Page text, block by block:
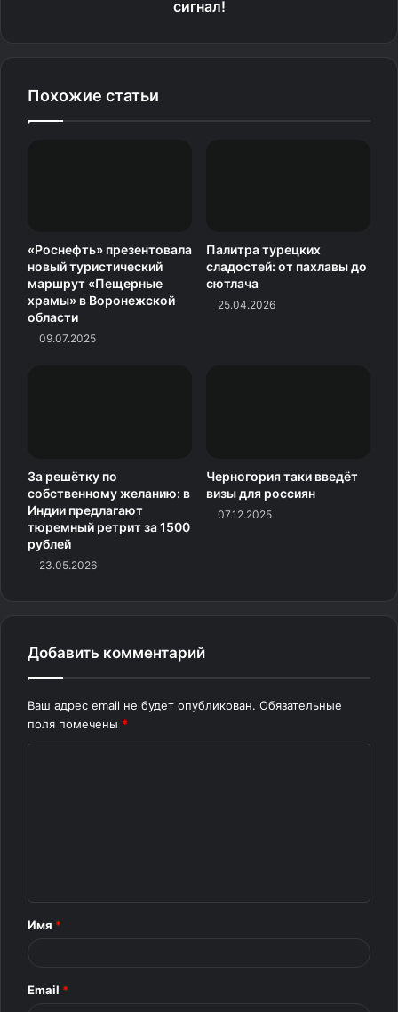
подходит к турникету, оборудованному камерой
успешной идентификации система открывает проход.
сигнал!
Похожие статьи
«Роснефть» презентовала
новый туристический
маршрут «Пещерные
храмы» в Воронежской
области
09.07.2025
Палитра турецких
сладостей: от пахлавы до
сютлача
25.04.2026
За решётку по
собственному желанию: в
Индии предлагают
тюремный ретрит за 1500
рублей
23.05.2026
Черногория таки введёт
визы для россиян
07.12.2025
Добавить комментарий
Ваш адрес email не будет опубликован. Обязательные
поля помечены *
и
Имя *
Email *